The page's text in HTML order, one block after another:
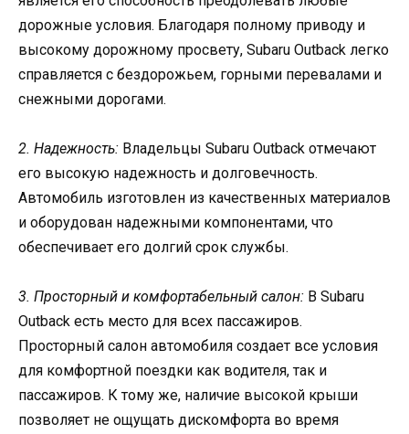
дорожные условия. Благодаря полному приводу и
высокому дорожному просвету, Subaru Outback легко
справляется с бездорожьем, горными перевалами и
снежными дорогами.
2. Надежность: Владельцы Subaru Outback отмечают
его высокую надежность и долговечность.
Автомобиль изготовлен из качественных материалов
и оборудован надежными компонентами, что
обеспечивает его долгий срок службы.
3. Просторный и комфортабельный салон: В Subaru
Outback есть место для всех пассажиров.
Просторный салон автомобиля создает все условия
для комфортной поездки как водителя, так и
пассажиров. К тому же, наличие высокой крыши
позволяет не ощущать дискомфорта во время